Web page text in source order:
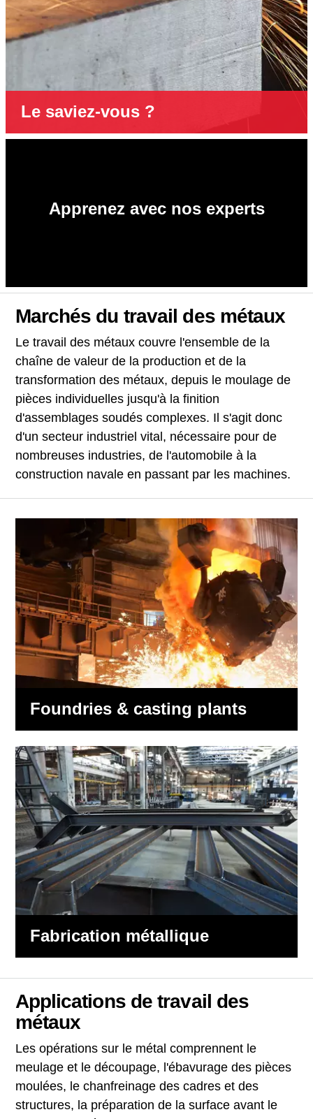
Le saviez-vous ?
Apprenez avec nos experts
Marchés du travail des métaux
Le travail des métaux couvre l'ensemble de la
chaîne de valeur de la production et de la
transformation des métaux, depuis le moulage de
pièces individuelles jusqu'à la finition
d'assemblages soudés complexes. Il s'agit donc
d'un secteur industriel vital, nécessaire pour de
nombreuses industries, de l'automobile à la
construction navale en passant par les machines.
Foundries & casting plants
Fabrication métallique
Applications de travail des
métaux
Les opérations sur le métal comprennent le
meulage et le découpage, l'ébavurage des pièces
moulées, le chanfreinage des cadres et des
structures, la préparation de la surface avant le